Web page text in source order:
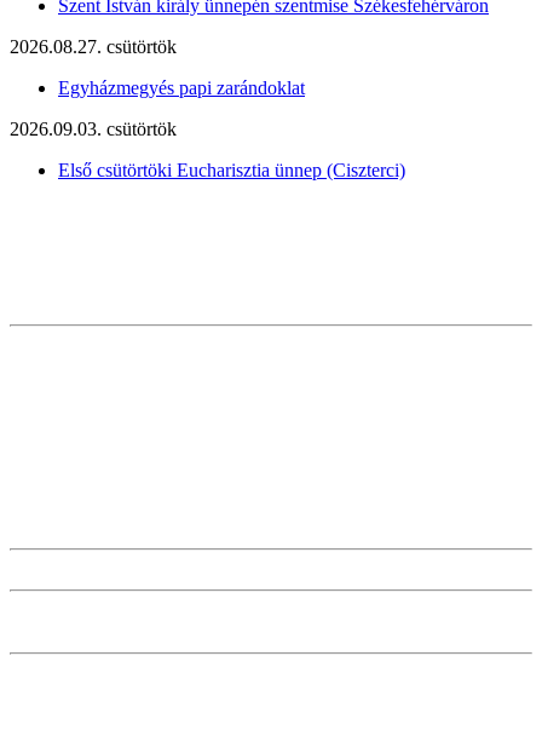
Szent István király ünnepén szentmise Székesfehérváron
2026.08.27. csütörtök
Egyházmegyés papi zarándoklat
2026.09.03. csütörtök
Első csütörtöki Eucharisztia ünnep (Ciszterci)